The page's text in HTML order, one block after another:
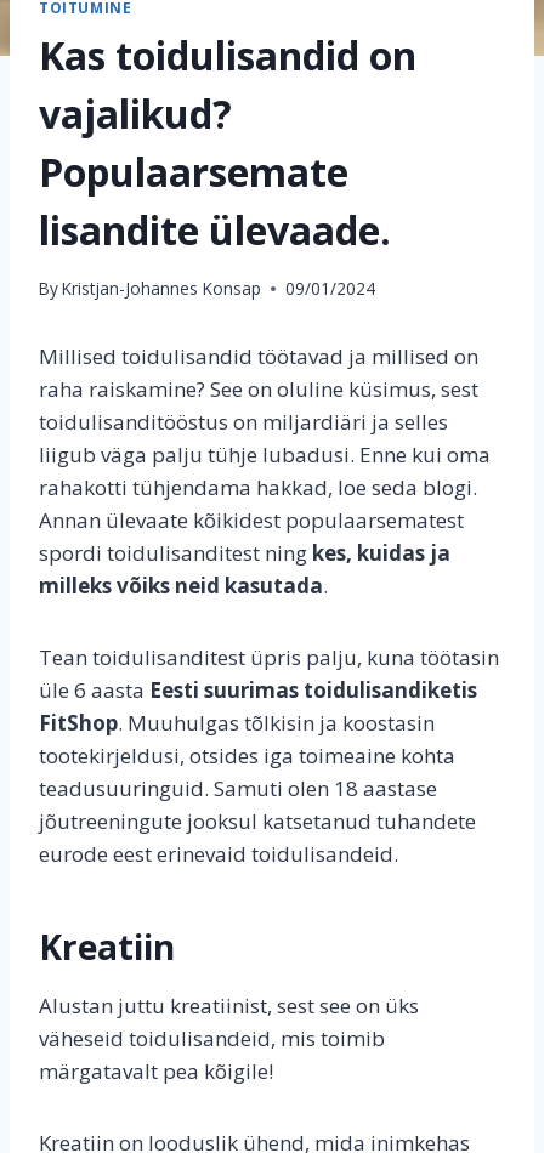
TOITUMINE
Kas toidulisandid on
vajalikud?
Populaarsemate
lisandite ülevaade.
ByKristjan-Johannes Konsap 09/01/2024
Millised toidulisandid töötavad ja millised on
raha raiskamine? See on oluline küsimus, sest
toidulisanditööstus on miljardiäri ja selles
liigub väga palju tühje lubadusi. Enne kui oma
rahakotti tühjendama hakkad, loe seda blogi.
Annan ülevaate kõikidest populaarsematest
spordi toidulisanditest ning kes, kuidas ja
milleks võiks neid kasutada.
Tean toidulisanditest üpris palju, kuna töötasin
üle 6 aasta Eesti suurimas toidulisandiketis
FitShop. Muuhulgas tõlkisin ja koostasin
tootekirjeldusi, otsides iga toimeaine kohta
teadusuuringuid. Samuti olen 18 aastase
jõutreeningute jooksul katsetanud tuhandete
eurode eest erinevaid toidulisandeid.
Kreatiin
Alustan juttu kreatiinist, sest see on üks
väheseid toidulisandeid, mis toimib
märgatavalt pea kõigile!
Kreatiin on looduslik ühend, mida inimkehas